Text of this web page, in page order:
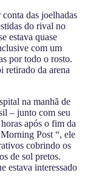
das joelhadas
do rival no
estava quase
com um
por todo o rosto.
retirado da arena
na manhã de
– junto com seu
após o fim da
Post “, ele
cobrindo os
de sol pretos.
estava interessado